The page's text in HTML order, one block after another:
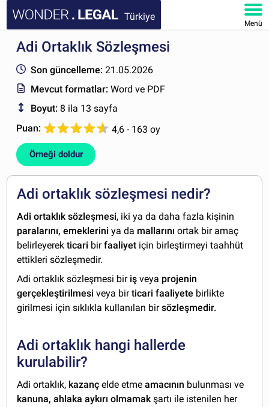
Türkiye
Menü
ANA SAYFA
BELGELER
SSS
Adi Ortaklık Sözleşmesi
Son güncelleme: 21.05.2026
Mevcut formatlar:Word ve PDF
Boyut: 8 ila 13 sayfa
Puan:
4,6 - 163 oy
Örneği doldur
Adi ortaklık sözleşmesi nedir?
Adi ortaklık sözleşmesi, iki ya da daha fazla kişinin
paralarını, emeklerini ya da mallarını ortak bir amaç
belirleyerekticari birfaaliyet için birleştirmeyi taahhüt
ettikleri sözleşmedir.
Adi ortaklık sözleşmesi bir iş veya projenin
gerçekleştirilmesi veya birticari faaliyete birlikte
girilmesi için sıklıkla kullanılan birsözleşmedir.
Adi ortaklık hangi hallerde
kurulabilir?
Adi ortaklık, kazanç elde etmeamacının bulunması ve
kanuna, ahlaka aykırı olmamakşartı ile istenilen her